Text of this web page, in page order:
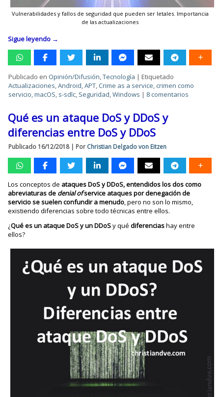
Vulnerabilidades y fallos de seguridad que pueden ser letales. Importancia
de las actualizaciones
Sigue leyendo →
Publicado en Opinión/Difusión,Tecnología |Etiquetado
Actualizaciones,Android,APT,Crime as a service,crimen como
servicio,macOS, s-sdlc, Seguridad,Windows | 8 comentarios
Qué es un ataque DoS y DDoS y
diferencias entre DoS y DDoS
Publicado 16/12/2018| Por Christian Delgado von Eitzen
Los conceptos de ataques DoS y DDoS, entendidos los dos como
abreviaturas de denial ofservice ataques por denegación de
servicio se suelen confundir a menudo, pero no son lo mismo,
existiendo diferencias sobre todo técnicas entre ellos.
¿Qué es un ataque DoS y un DDoSy quédiferenciashay entre
ellos?